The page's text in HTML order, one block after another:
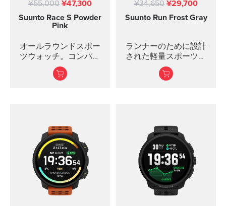
¥55,000 ¥47,300
Suunto Race S Powder
Pink
オールラウンドスポー
ツウォッチ。コンパク
トなのにパワフル
¥34,650 ¥29,700
Suunto Run Frost Gray
ランナーのために設計
された軽量スポーツウ
ォッチ
最大12日間のバッテリー
寿命、トレーニング時
は20時間
インターバルト...